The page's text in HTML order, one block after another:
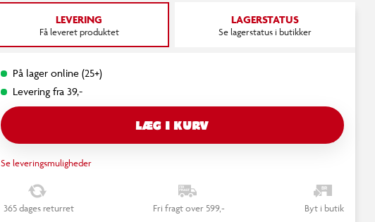
LEVERING
Få leveret produktet
LAGERSTATUS
Se lagerstatus i butikker
På lager online (25+)
Levering fra 39,-
LÆG I KURV
Se leveringsmuligheder
365 dages returret Fri fragt over 599,- Byt i butik